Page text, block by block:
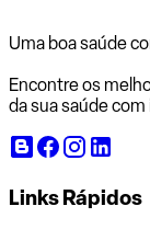
Uma boa saúde
Encontre os
da sua saúde
Links Rápidos